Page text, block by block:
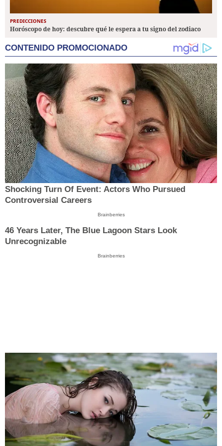
PREDICCIONES
Horóscopo de hoy: descubre qué le espera a tu signo del zodiaco
CONTENIDO PROMOCIONADO
Shocking Turn Of Event: Actors Who Pursued
Controversial Careers
Brainberries
46 Years Later, The Blue Lagoon Stars Look
Unrecognizable
Brainberries